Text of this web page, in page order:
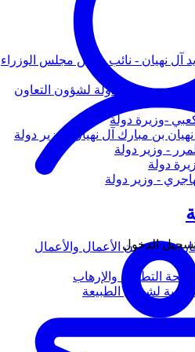
آل نهيان - نائب رئيس مجلس الوزراء
- وزيرة دولة لشؤون التعاون
-وزيرة دولة
بن مبارك آل نهيان - وزير دولة
- وزير دولة
دولة
- وزير دولة
لشؤون الأعمال والأعمال
التطرف والإرهاب
لشؤون الطبيعة
الدخول